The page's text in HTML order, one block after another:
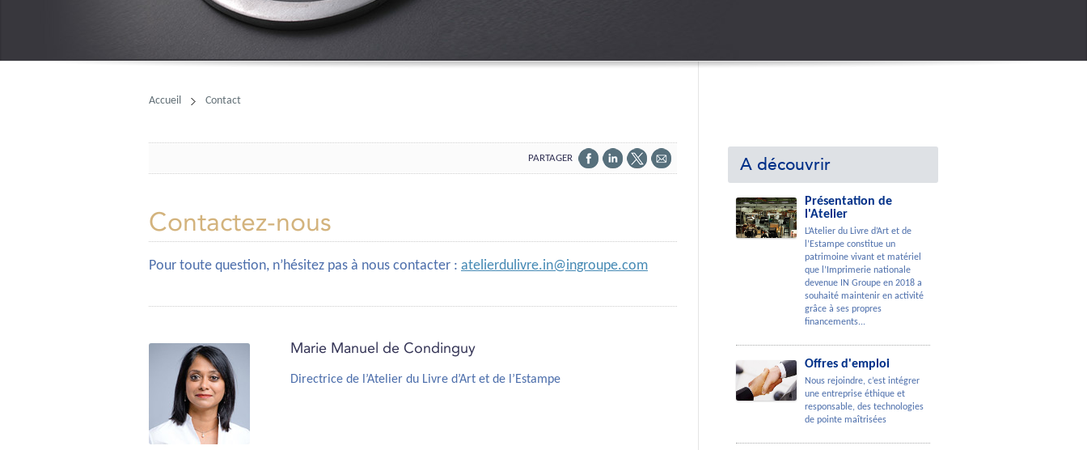
A découvrir
Présentation de
l'Atelier
L’Atelier du Livre d’Art et de
l’Estampe constitue un
patrimoine vivant et matériel
que l’Imprimerie nationale
devenue IN Groupe en 2018 a
souhaité maintenir en activité
grâce à ses propres
financements...
Offres d'emploi
Nous rejoindre, c’est intégrer
une entreprise éthique et
responsable, des technologies
de pointe maîtrisées
Accueil Contact
PARTAGER
PARTAGERPARTAGERPARTAGERPARTAGER
Contactez-nous
Pour toute question, n’hésitez pas à nous contacter : atelierdulivre.in@ingroupe.com
Marie Manuel de Condinguy
Directrice de l’Atelier du Livre d’Art et de l’Estampe